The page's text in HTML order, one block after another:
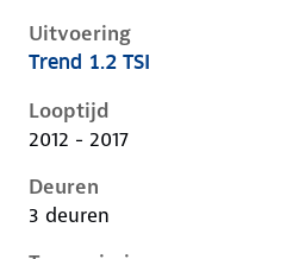
Uitvoering
Volkswagen Golf vii, 1.2 tsi,
Trend 1.2 TSI
Looptijd
2012 - 2017
Deuren
3 deuren